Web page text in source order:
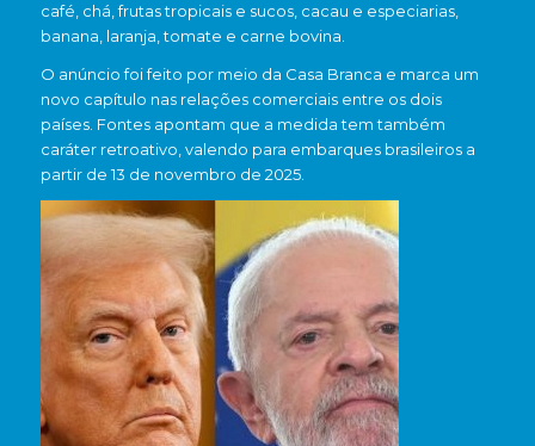
café, chá, frutas tropicais e sucos, cacau e especiarias,
banana, laranja, tomate e carne bovina.
O anúncio foi feito por meio da Casa Branca e marca um
novo capítulo nas relações comerciais entre os dois
países. Fontes apontam que a medida tem também
caráter retroativo, valendo para embarques brasileiros a
partir de 13 de novembro de 2025.